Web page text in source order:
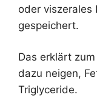
oder viszerales
gespeichert.
Das erklärt
dazu neigen,
Triglyceride.